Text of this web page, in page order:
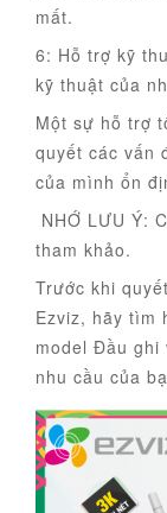
mất.
6: Hỗ trợ kỹ
kỹ thuật của
Một sự hỗ trợ
quyết các vấn
của mình ổn
NHỚ LƯU Ý:
tham khảo.
Trước khi
Ezviz, hãy tìm
model Đầu ghi
nhu cầu của